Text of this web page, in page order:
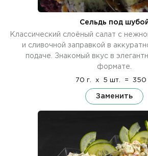
Сельдь под
Классический слоёный салат с
и сливочной заправкой в
подаче. Знакомый вкус в
формате.
70 г. x 5 шт. = 350
Заменить